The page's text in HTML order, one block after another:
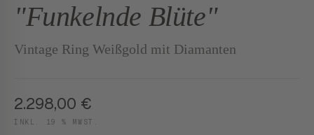
"Funkelnde Blüte"
Vintage Ring Weißgold mit Diamanten
2.298,00 €
INKL. 19 % MWST.